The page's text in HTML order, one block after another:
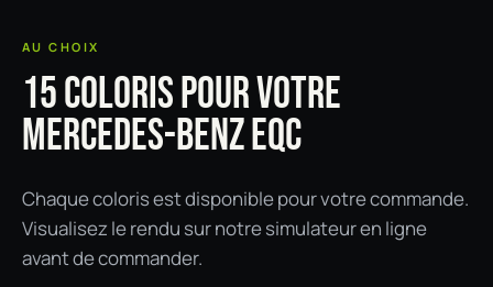
AU CHOIX
15 COLORIS POUR VOTRE
MERCEDES-BENZ EQC
Chaque coloris est disponible pour votre commande.
Visualisez le rendu sur notre simulateur en ligne
avant de commander.